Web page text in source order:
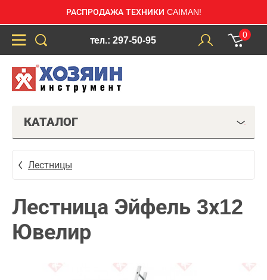
РАСПРОДАЖА ТЕХНИКИ CAIMAN!
тел.: 297-50-95
0
КАТАЛОГ
Лестницы
Лестница Эйфель 3х12
Ювелир